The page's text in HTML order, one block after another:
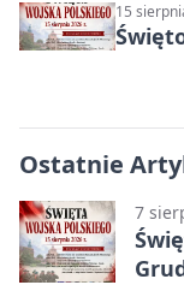
15
Ostatnie
7